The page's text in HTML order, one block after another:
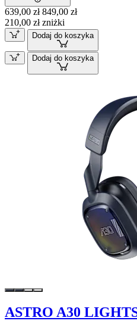
639,00 zł 849,00 zł
210,00 zł zniżki
Dodaj do koszyka
Dodaj do koszyka
ASTRO A30